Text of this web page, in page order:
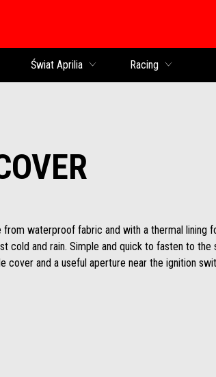
Świat Aprilia Racing
from waterproof fabric and with a thermal lining
cold and rain. Simple and quick to fasten to the
cover and a useful aperture near the ignition